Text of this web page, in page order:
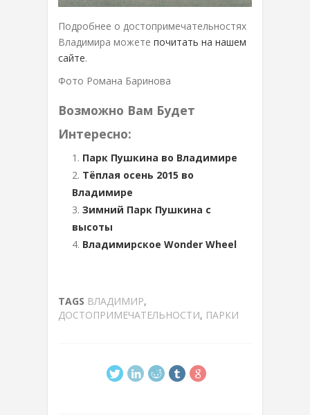
Подробнее о достопримечательностях
Владимира можете почитать на нашем
сайте.
Фото Романа Баринова
Возможно Вам Будет
Интересно:
Парк Пушкина во Владимире
Тёплая осень 2015 во
Владимире
Зимний Парк Пушкина с
высоты
Владимирское Wonder Wheel
TAGS ВЛАДИМИР,
ДОСТОПРИМЕЧАТЕЛЬНОСТИ, ПАРКИ